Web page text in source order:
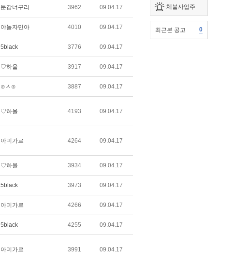
체불사업주
최근본 공고 0
둔갑너구리 3962 09.04.17
야놀자민아 4010 09.04.17
5black 3776 09.04.17
♡하울 3917 09.04.17
⊙ㅅ⊙ 3887 09.04.17
♡하울 4193 09.04.17
아미가르 4264 09.04.17
♡하울 3934 09.04.17
5black 3973 09.04.17
아미가르 4266 09.04.17
5black 4255 09.04.17
아미가르 3991 09.04.17